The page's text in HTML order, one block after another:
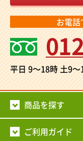
お電
平日 9～18時土9～
商品を探す
ご利用ガイド